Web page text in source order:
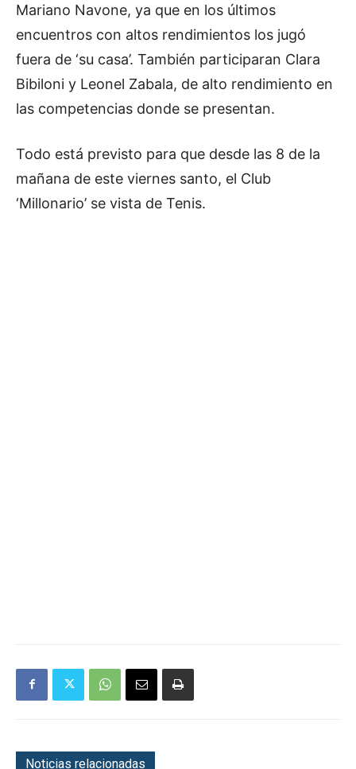
Mariano Navone, ya que en los últimos
encuentros con altos rendimientos los jugó
fuera de ‘su casa’. También participaran Clara
Bibiloni y Leonel Zabala, de alto rendimiento en
las competencias donde se presentan.
Todo está previsto para que desde las 8 de la
mañana de este viernes santo, el Club
‘Millonario’ se vista de Tenis.
Noticias relacionadas